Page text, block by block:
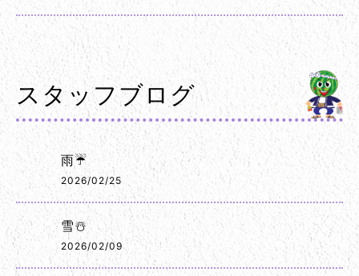
スタッフブログ
雨☔
2026/02/25
雪☃️
2026/02/09